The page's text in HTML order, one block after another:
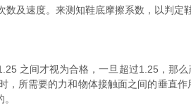
及速度。来测知鞋底摩擦系数，以判
之间才视为合格，一旦超过1.25，那
所需要的力和物体接触面之间的垂直